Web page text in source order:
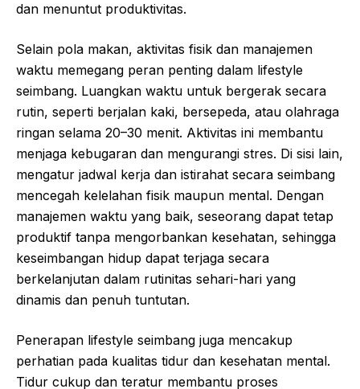
dan menuntut produktivitas.
Selain pola makan, aktivitas fisik dan manajemen
waktu memegang peran penting dalam lifestyle
seimbang. Luangkan waktu untuk bergerak secara
rutin, seperti berjalan kaki, bersepeda, atau olahraga
ringan selama 20–30 menit. Aktivitas ini membantu
menjaga kebugaran dan mengurangi stres. Di sisi lain,
mengatur jadwal kerja dan istirahat secara seimbang
mencegah kelelahan fisik maupun mental. Dengan
manajemen waktu yang baik, seseorang dapat tetap
produktif tanpa mengorbankan kesehatan, sehingga
keseimbangan hidup dapat terjaga secara
berkelanjutan dalam rutinitas sehari-hari yang
dinamis dan penuh tuntutan.
Penerapan lifestyle seimbang juga mencakup
perhatian pada kualitas tidur dan kesehatan mental.
Tidur cukup dan teratur membantu proses